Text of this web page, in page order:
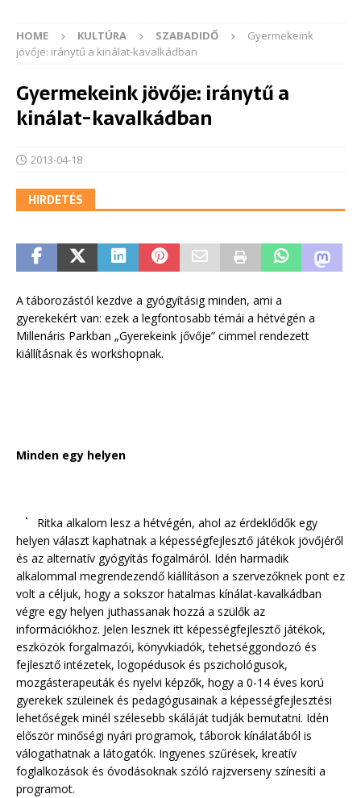
HOME KULTÚRA SZABADIDŐ
Gyermekeink
jövője: iránytű a kinálat-kavalkádban
Gyermekeink jövője: iránytű a
kinálat-kavalkádban
2013-04-18
HIRDETÉS
A táborozástól kezdve a gyógyításig minden, ami a
gyerekekért van: ezek a legfontosabb témái a hétvégén a
Millenáris Parkban „Gyerekeink jővője” cimmel rendezett
kiállításnak és workshopnak.
Minden egy helyen
Ritka alkalom lesz a hétvégén, ahol az érdeklődők egy
helyen választ kaphatnak a képességfejlesztő játékok jövőjéről
és az alternatív gyógyítás fogalmáról. Idén harmadik
alkalommal megrendezendő kiállításon a szervezőknek pont ez
volt a céljuk, hogy a sokszor hatalmas kínálat-kavalkádban
végre egy helyen juthassanak hozzá a szülők az
információkhoz. Jelen lesznek itt képességfejlesztő játékok,
eszközök forgalmazói, könyvkiadók, tehetséggondozó és
fejlesztő intézetek, logopédusok és pszichológusok,
mozgásterapeuták és nyelvi képzők, hogy a 0-14 éves korú
gyerekek szüleinek és pedagógusainak a képességfejlesztési
lehetőségek minél szélesebb skáláját tudják bemutatni. Idén
először minőségi nyári programok, táborok kínálatából is
válogathatnak a látogatók. Ingyenes szűrések, kreatív
foglalkozások és óvodásoknak szóló rajzverseny színesíti a
programot.